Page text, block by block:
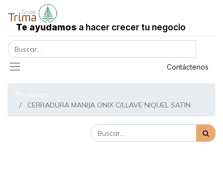
Te ayudamos a hacer crecer tu negocio
Contáctenos
CERRADURA MANIJA ONIX C/LLAVE NIQUEL SATIN